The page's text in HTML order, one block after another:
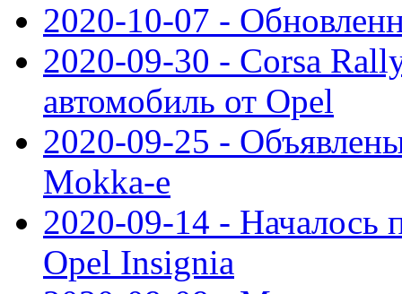
2020-10-07 -
2020-09-30 - Corsa
автомобиль от Opel
2020-09-25 -
Mokka-e
2020-09-14 - Началось
Opel Insignia